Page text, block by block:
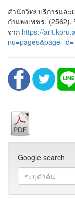
สำนักวิทยบริการแล
กำแพงเพชร.
จาก https://
Google search